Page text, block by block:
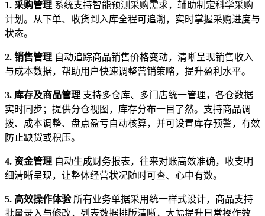
1. 采购管理 系统支持智能预测采购需求，辅助制定科学采购
计划。从下单、收货到入库全程可追溯，实时掌握采购进度与
状态。
2. 销售管理 自动追踪商品销售价格变动，清晰呈现销售收入
与成本数据，帮助用户快速调整营销策略，提升盈利水平。
3. 库存及商品管理 支持多仓库、多门店统一管理，各仓数据
实时同步；提供分仓视图，库存分布一目了然。支持商品调
拨、成本调整、盘点盈亏自动核算，并可设置库存预警，有效
防止缺货或积压。
4. 资金管理 自动生成财务报表，往来对账高效准确，收支明
细清晰呈现，让整体经营状况随时可查、心中有数。
5. 高效操作体验所有业务单据采用统一样式设计，商品支持
批量录入与修改，列表数据排版清晰，大幅提升日常操作效